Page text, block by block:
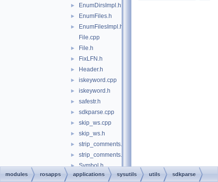
► EnumDirsImpl.h
► EnumFiles.h
►
EnumFilesImpl.h
File.cpp
► File.h
► FixLFN.h
► Header.h
► iskeyword.cpp
► iskeyword.h
► safestr.h
► sdkparse.cpp
► skip_ws.cpp
► skip_ws.h
► strip_comments.cpp
► strip_comments.h
► Symbol.h
► test.h
modules rosapps applications sysutils utils sdkparse